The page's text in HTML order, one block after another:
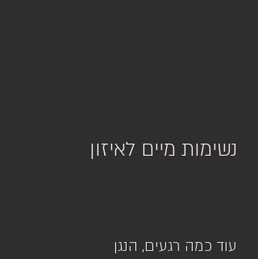
נשימות מיים לאיזון
עוד כמה רגעים, הנגן